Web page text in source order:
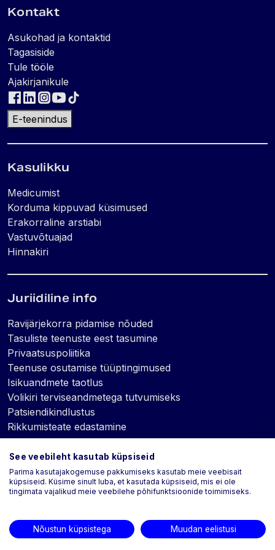
Kontakt
Asukohad ja kontaktid
Tagasiside
Tule tööle
Ajakirjanikule
E-teenindus
Kasulikku
Medicumist
Korduma kippuvad küsimused
Erakorraline arstiabi
Vastuvõtuajad
Hinnakiri
Juriidiline info
Ravijärjekorra pidamise nõuded
Tasuliste teenuste eest tasumine
Privaatsuspoliitika
Teenuse osutamise tüüptingimused
Isikuandmete taotlus
Volikiri terviseandmetega tutvumiseks
Patsiendikindlustus
Rikkumisteate edastamine
Küpsised
See veebileht kasutab küpsiseid
Parima kasutajakogemuse pakkumiseks kasutab meie veebisait
küpsiseid. Küsime sinult luba, et kasutada küpsiseid, mis ei ole
tingimata vajalikud meie veebilehe põhifunktsioonide toimimiseks.
Nõustun küpsistega Muudan eelistusi